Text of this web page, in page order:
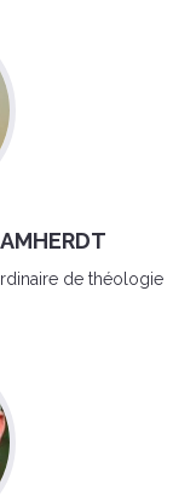
de théologie